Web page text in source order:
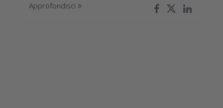
Approfondisci